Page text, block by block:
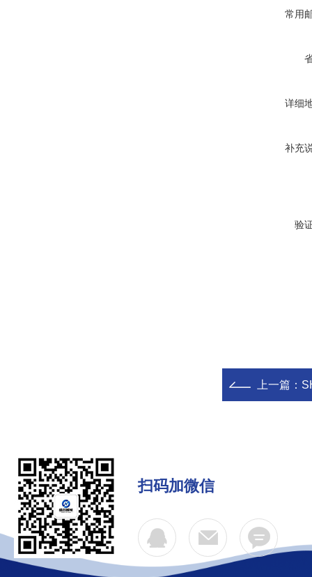
常用
详细
补充
验
上一篇：
扫码加微信